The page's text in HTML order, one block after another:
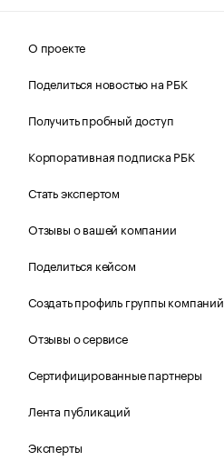
О проекте
Поделиться новостью на РБК
Получить пробный доступ
Корпоративная подписка РБК
Стать экспертом
Отзывы о вашей компании
Поделиться кейсом
Создать профиль группы компаний
Отзывы о сервисе
Сертифицированные партнеры
Лента публикаций
Эксперты